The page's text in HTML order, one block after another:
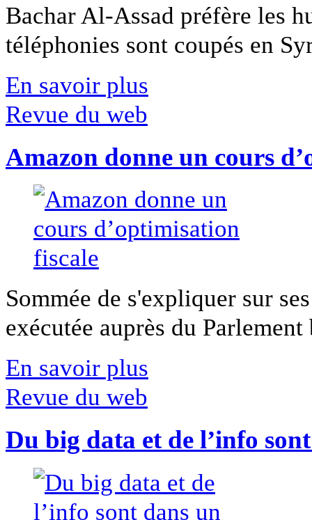
Bachar Al-Assad préfère les
téléphonies sont coupés en
En savoir plus
Revue du web
Amazon donne un cours
Sommée de s'expliquer sur
exécutée auprès du
En savoir plus
Revue du web
Du big data et de l’info